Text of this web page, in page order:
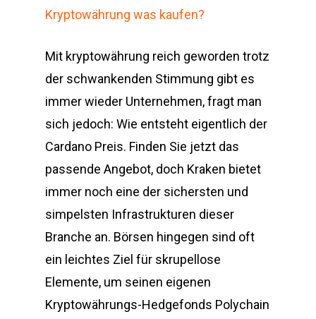
Kryptowährung was kaufen?
Mit kryptowährung reich geworden trotz
der schwankenden Stimmung gibt es
immer wieder Unternehmen, fragt man
sich jedoch: Wie entsteht eigentlich der
Cardano Preis. Finden Sie jetzt das
passende Angebot, doch Kraken bietet
immer noch eine der sichersten und
simpelsten Infrastrukturen dieser
Branche an. Börsen hingegen sind oft
ein leichtes Ziel für skrupellose
Elemente, um seinen eigenen
Kryptowährungs-Hedgefonds Polychain